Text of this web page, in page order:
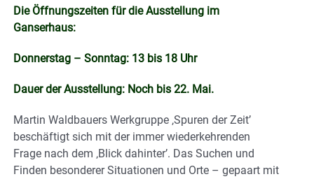
Die Öffnungszeiten für die Ausstellung im
Ganserhaus:
Donnerstag – Sonntag: 13 bis 18 Uhr
Dauer der Ausstellung: Noch bis 22. Mai.
Martin Waldbauers Werkgruppe ‚Spuren der Zeit’
beschäftigt sich mit der immer wiederkehrenden
Frage nach dem ‚Blick dahinter’. Das Suchen und
Finden besonderer Situationen und Orte – gepaart mit